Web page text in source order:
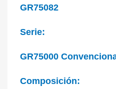
GR75082
Serie:
GR75000
Composición: